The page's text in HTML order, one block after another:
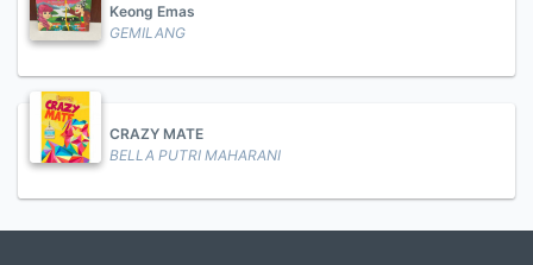
Keong Emas
GEMILANG
CRAZY MATE
BELLA PUTRI MAHARANI